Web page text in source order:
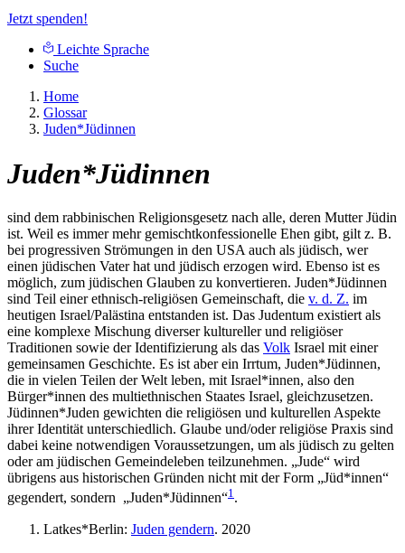
Jetzt spenden!
Leichte Sprache
Suche
Home
Glossar
Juden*Jüdinnen
Juden*Jüdinnen
sind dem rabbinischen Religionsgesetz nach alle, deren Mutter Jüdin
ist. Weil es immer mehr gemischtkonfessionelle Ehen gibt, gilt z. B.
bei progressiven Strömungen in den USA auch als jüdisch, wer
einen jüdischen Vater hat und jüdisch erzogen wird. Ebenso ist es
möglich, zum jüdischen Glauben zu konvertieren. Juden*Jüdinnen
sind Teil einer ethnisch-religiösen Gemeinschaft, die v. d. Z. im
heutigen Israel/Palästina entstanden ist. Das Judentum existiert als
eine komplexe Mischung diverser kultureller und religiöser
Traditionen sowie der Identifizierung als das Volk Israel mit einer
gemeinsamen Geschichte. Es ist aber ein Irrtum, Juden*Jüdinnen,
die in vielen Teilen der Welt leben, mit Israel*innen, also den
Bürger*innen des multiethnischen Staates Israel, gleichzusetzen.
Jüdinnen*Juden gewichten die religiösen und kulturellen Aspekte
ihrer Identität unterschiedlich. Glaube und/oder religiöse Praxis sind
dabei keine notwendigen Voraussetzungen, um als jüdisch zu gelten
oder am jüdischen Gemeindeleben teilzunehmen. „Jude“ wird
übrigens aus historischen Gründen nicht mit der Form „Jüd*innen“
gegendert, sondern „Juden*Jüdinnen“1.
Latkes*Berlin: Juden gendern. 2020